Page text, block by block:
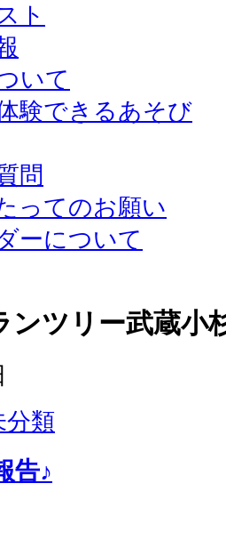
ト
いて
験できるあそび
問
ってのお願い
ーについて
ンツリー武蔵小
分類
告♪